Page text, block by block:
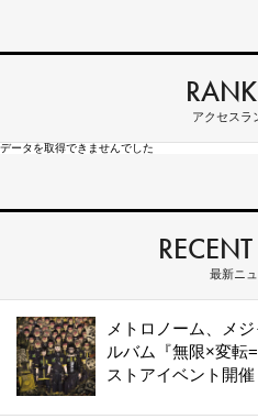
アクセスラ
データを取得できませんでした
最新ニ
メトロノーム、メ
ルバム『無限×変転
ストアイベント開催